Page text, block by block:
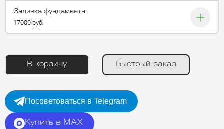
Заливка фундамента
17000 руб.
В корзину Быстрый заказ
Посоветоваться в Telegram
Купить в MAX